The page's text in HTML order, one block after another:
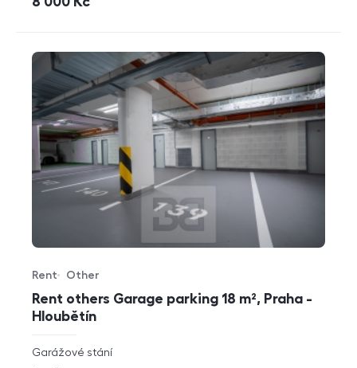
Rent others Garage parking 18 m², Praha -
Hloubětín
Offer type
Rent
Property type
Other
rozměry
disposition
Garážové stání